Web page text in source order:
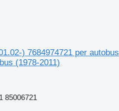
) 7684974721 per autobus
(1978-2011)
85006721